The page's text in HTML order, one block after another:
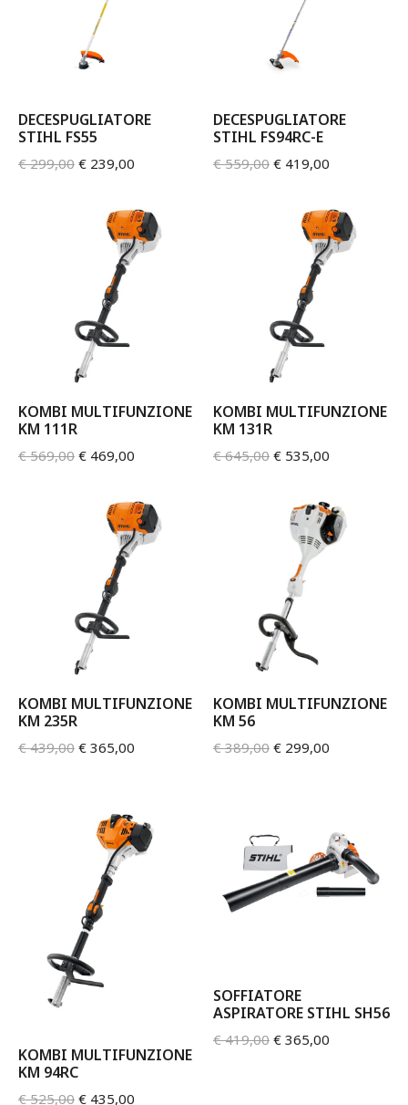
DECESPUGLIATORE
STIHL FS55
€299,00 € 239,00
DECESPUGLIATORE
STIHL FS94RC-E
€559,00 € 419,00
KOMBI MULTIFUNZIONE
KM 111R
€569,00 € 469,00
KOMBI MULTIFUNZIONE
KM 131R
€645,00 € 535,00
KOMBI MULTIFUNZIONE
KM 235R
€439,00 € 365,00
KOMBI MULTIFUNZIONE
KM 56
€389,00 € 299,00
KOMBI MULTIFUNZIONE
KM 94RC
€525,00 € 435,00
SOFFIATORE
ASPIRATORE STIHL SH56
€419,00 € 365,00